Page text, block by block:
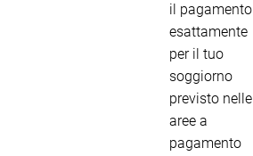
il pagamento
esattamente
per il tuo
soggiorno
previsto nelle
aree a
pagamento